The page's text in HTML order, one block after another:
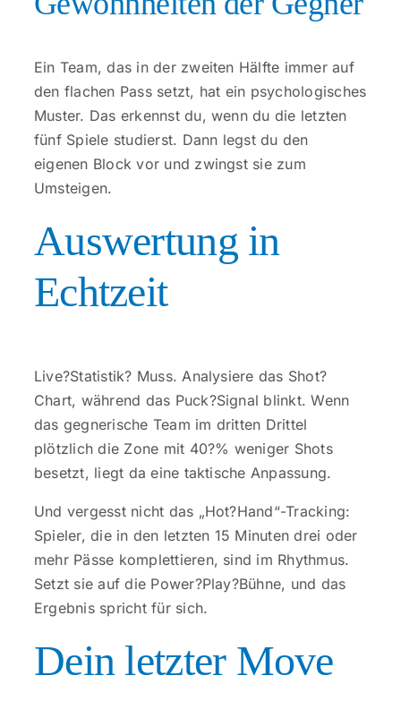
Ein Team, das in der zweiten Hälfte immer auf
den flachen Pass setzt, hat ein psychologisches
Muster. Das erkennst du, wenn du die letzten
fünf Spiele studierst. Dann legst du den
eigenen Block vor und zwingst sie zum
Umsteigen.
Auswertung in
Echtzeit
Live?Statistik? Muss. Analysiere das Shot?
Chart, während das Puck?Signal blinkt. Wenn
das gegnerische Team im dritten Drittel
plötzlich die Zone mit 40?% weniger Shots
besetzt, liegt da eine taktische Anpassung.
Und vergesst nicht das „Hot?Hand“-Tracking:
Spieler, die in den letzten 15 Minuten drei oder
mehr Pässe komplettieren, sind im Rhythmus.
Setzt sie auf die Power?Play?Bühne, und das
Ergebnis spricht für sich.
Dein letzter Move